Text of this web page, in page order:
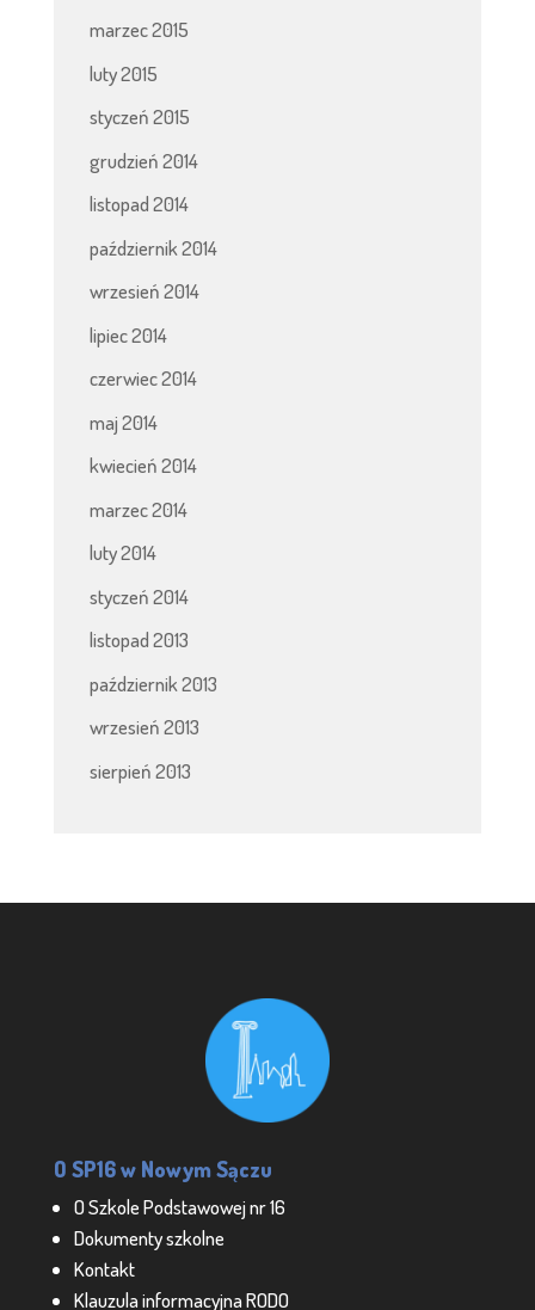
marzec 2015
luty 2015
styczeń 2015
grudzień 2014
listopad 2014
październik 2014
wrzesień 2014
lipiec 2014
czerwiec 2014
maj 2014
kwiecień 2014
marzec 2014
luty 2014
styczeń 2014
listopad 2013
październik 2013
wrzesień 2013
sierpień 2013
O SP16 w Nowym Sączu
O Szkole Podstawowej nr 16
Dokumenty szkolne
Kontakt
Klauzula informacyjna RODO